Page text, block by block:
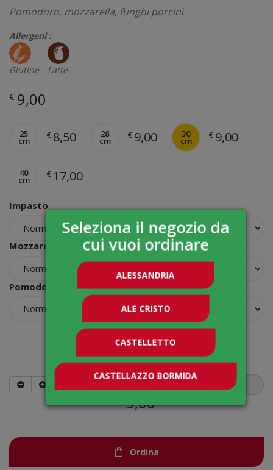
Pomodoro, mozzarella, funghi porcini
Allergeni :
Glutine Latte
€ 9,00
25
cm
€ 8,50 28
cm
€ 9,00 30
cm
€ 9,00
40
cm
€ 17,00
Impasto
Mozzarella
Pomodoro
Quantità
9,00
Ordina
Seleziona il negozio da
cui vuoi ordinare
ALESSANDRIA
ALE CRISTO
CASTELLETTO
CASTELLAZZO BORMIDA